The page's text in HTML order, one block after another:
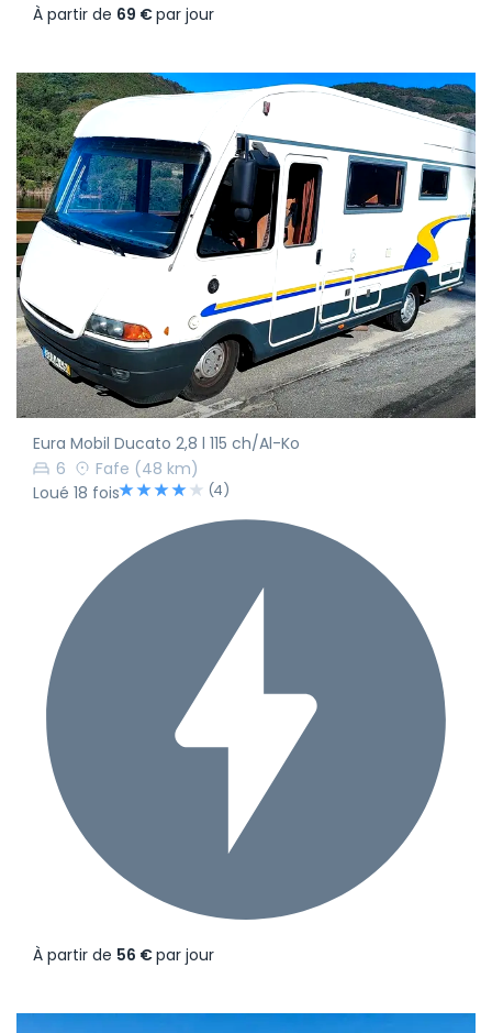
À partir de 69 €par jour
Eura Mobil Ducato 2,8 l 115 ch/Al-Ko
6
Fafe (48 km)
Loué 18 fois
(4)
À partir de 56 €par jour